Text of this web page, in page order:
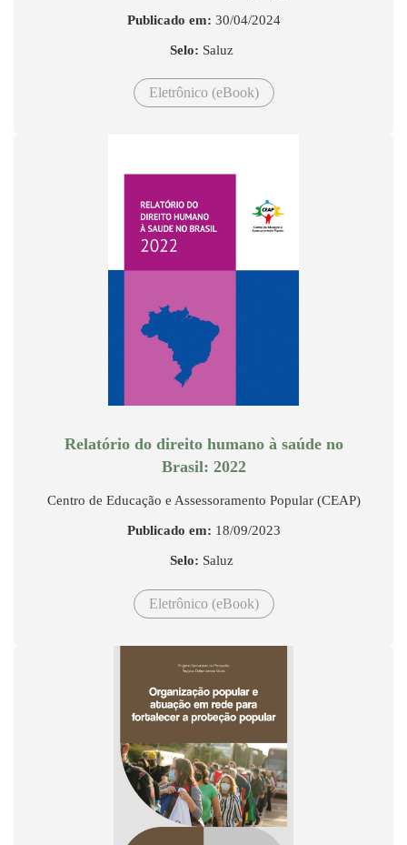
Publicado em: 30/04/2024
Selo: Saluz
Eletrônico (eBook)
Relatório do direito humano à saúde no
Brasil: 2022
Centro de Educação e Assessoramento Popular (CEAP)
Publicado em: 18/09/2023
Selo: Saluz
Eletrônico (eBook)